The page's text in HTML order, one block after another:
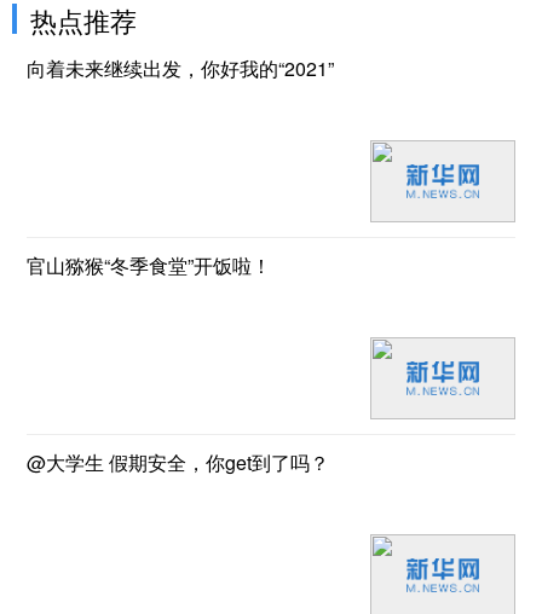
热点推荐
向着未来继续出发，你好我的“2021”
官山猕猴“冬季食堂”开饭啦！
@大学生 假期安全，你get到了吗？